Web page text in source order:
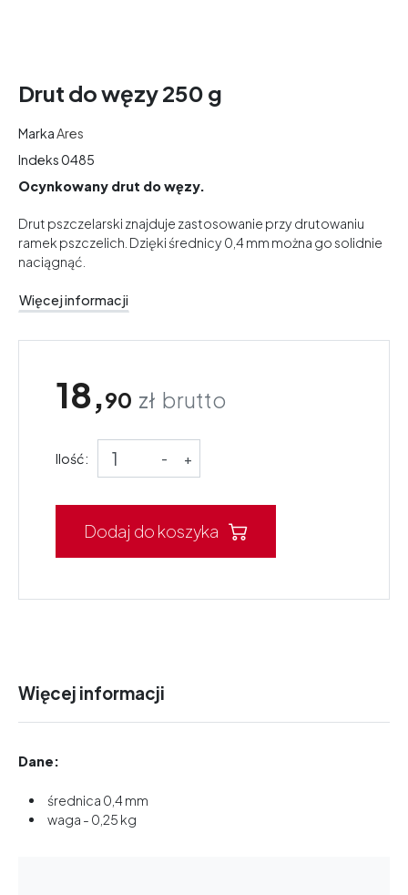
Drut do węzy 250 g
MarkaAres
Indeks0485
Ocynkowany drut do węzy.
Drut pszczelarski znajduje zastosowanie przy drutowaniu
ramek pszczelich. Dzięki średnicy 0,4 mm można go solidnie
naciągnąć.
Więcej informacji
18,90 zł brutto
Ilość: - +
Dodaj do koszyka
Więcej informacji
Dane:
średnica 0,4 mm
waga - 0,25 kg